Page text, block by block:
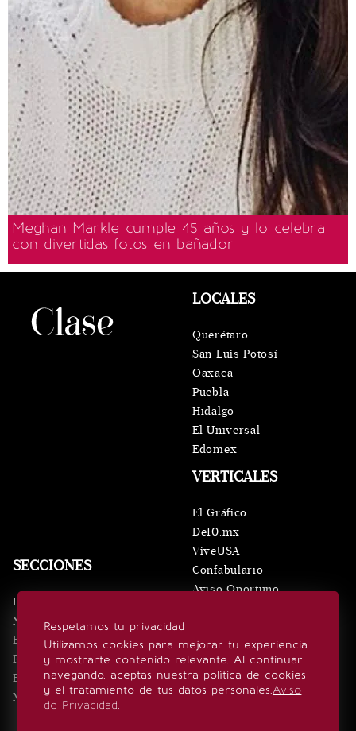
Meghan Markle cumple 45 años y lo celebra
con divertidas fotos en bañador
Respetamos tu privacidad
Utilizamos cookies para mejorar tu experiencia
y mostrarte contenido relevante. Al continuar
navegando, aceptas nuestra política de cookies
y el tratamiento de tus datos personales.Aviso
de Privacidad.
SECCIONES
Inicio
Noticias
Eventos
Realeza
Estilo de vida
Minuto x Minuto
VERTICALES
El Gráfico
De10.mx
ViveUSA
Confabulario
Aviso Oportuno
LOCALES
Querétaro
San Luis Potosí
Oaxaca
Puebla
Hidalgo
El Universal
Edomex
SÍGUENOS